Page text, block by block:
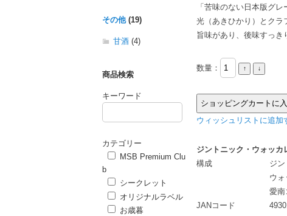
「苦味のない日本版グ
光（あきひかり）とクラ
旨味があり、後味すっき
数量：
ウィッシュリストに追加
ジントニック・ウォッ
構成
ジ
ウ
愛南
JANコード
その他(19)
甘酒 (4)
商品検索
キーワード
カテゴリー
MSB Premium Clu
b
シークレット
オリジナルラベル
お歳暮